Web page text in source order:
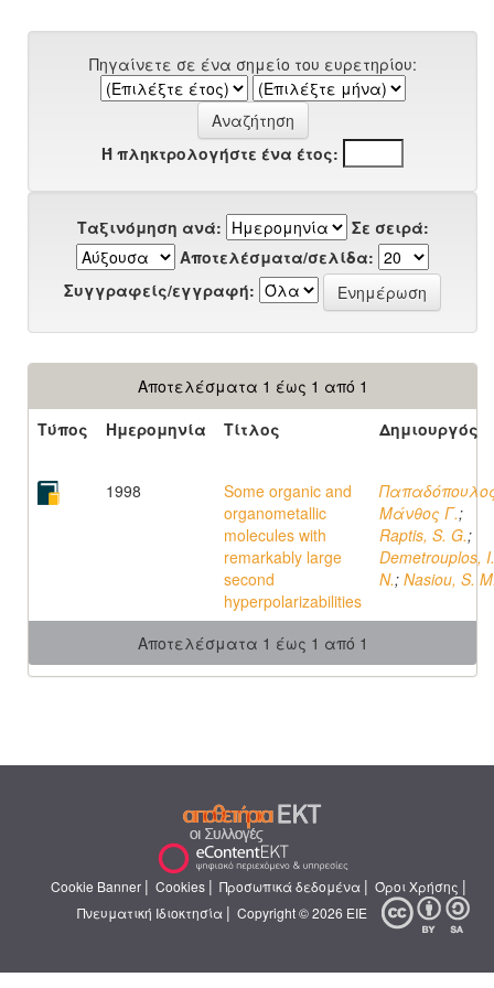
Πηγαίνετε σε ένα σημείο του ευρετηρίου:
Ή πληκτρολογήστε ένα έτος:
Ταξινόμηση ανά:
Σε σειρά:
Αποτελέσματα/σελίδα:
Συγγραφείς/εγγραφή:
Αποτελέσματα 1 έως 1 από 1
Τύπος
Ημερομηνία Τίτλος Δημιουργός
1998
Some organic and
organometallic
molecules with
remarkably large
second
hyperpolarizabilities
Μάνθος Γ.;
Raptis, S. G.;
Demetrouplos, I.
N.; Nasiou, S.
Αποτελέσματα 1 έως 1 από 1
Cookie Banner | Cookies | Προσωπικά δεδομένα | Όροι Χρήσης |
Πνευματική Ιδιοκτησία | Copyright © 2026 ΕΙΕ